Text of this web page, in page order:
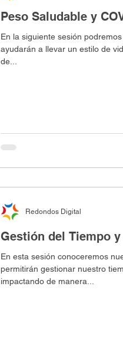
Peso Saludable y
En la siguiente sesión
ayudarán a llevar un estilo de
de...
Gestión del Tiempo
En esta sesión conoceremos
permitirán gestionar nuestro tiempo manera
impactando de manera...
Redondos Digital